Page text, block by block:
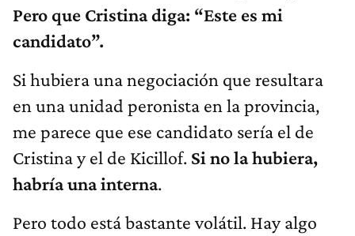
Pero que Cristina diga: “Este es mi
candidato”.
Si hubiera una negociación que resultara
en una unidad peronista en la provincia,
me parece que ese candidato sería el de
Cristina y el de Kicillof. Si no la hubiera,
habría una interna.
Pero todo está bastante volátil. Hay algo